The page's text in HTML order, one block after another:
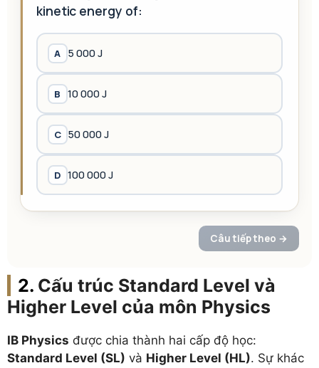
Cấu trúc Standard Level và
Higher Level của môn Physics
IB Physics được chia thành hai cấp độ học:
Standard Level (SL) và Higher Level (HL). Sự khác